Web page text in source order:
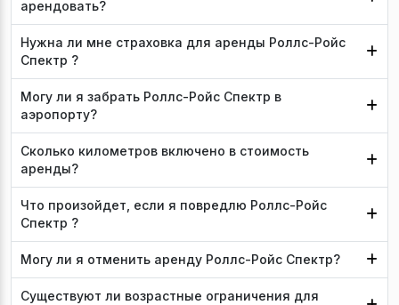
арендовать?
Нужна ли мне страховка для аренды Роллс-Ройс
Спектр ?
Могу ли я забрать Роллс-Ройс Спектр в
аэропорту?
Сколько километров включено в стоимость
аренды?
Что произойдет, если я повредлю Роллс-Ройс
Спектр ?
Могу ли я отменить аренду Роллс-Ройс Спектр?
Существуют ли возрастные ограничения для